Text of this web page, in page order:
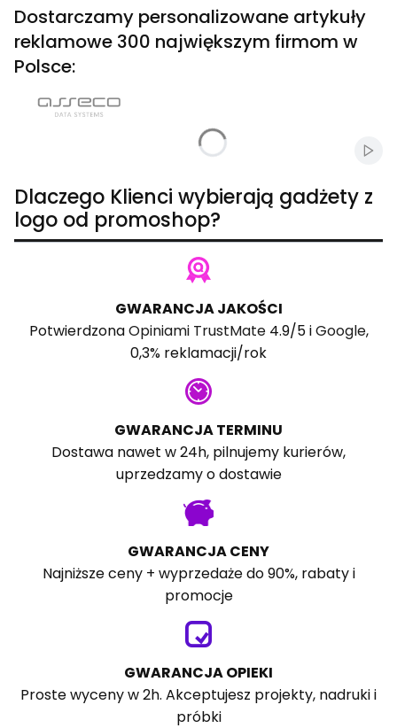
Dostarczamy personalizowane artykuły
reklamowe 300 największym firmom w
Polsce:
Dlaczego Klienci wybierają gadżety z
logo od promoshop?
GWARANCJA JAKOŚCI
PotwierdzonaOpiniami TrustMate4.9/5 iGoogle,
0,3% reklamacji/rok
GWARANCJA TERMINU
Dostawa nawet w 24h, pilnujemy kurierów,
uprzedzamy o dostawie
GWARANCJA CENY
Najniższe ceny + wyprzedaże do 90%, rabaty i
promocje
GWARANCJA OPIEKI
Proste wyceny w 2h. Akceptujesz projekty, nadruki i
próbki